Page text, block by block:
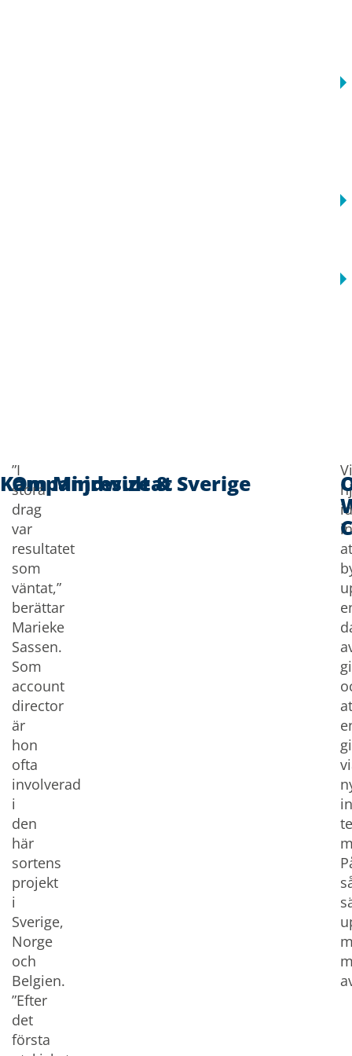
Kampanjresultat
”I
stora
drag
var
resultatet
som
väntat,”
berättar
Marieke
Sassen.
Som
account
director
är
hon
ofta
involverad
i
den
här
sortens
projekt
i
Sverige,
Norge
och
Belgien.
”Efter
det
första
Om Mindwize & Sverige
Vi